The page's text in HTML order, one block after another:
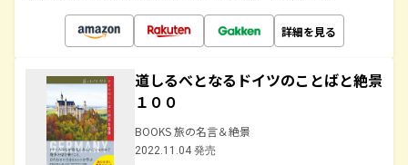
詳細を見る
道しるべとなるドイツのことばと絶景
１００
BOOKS 旅の名言＆絶景
2022.11.04 発売